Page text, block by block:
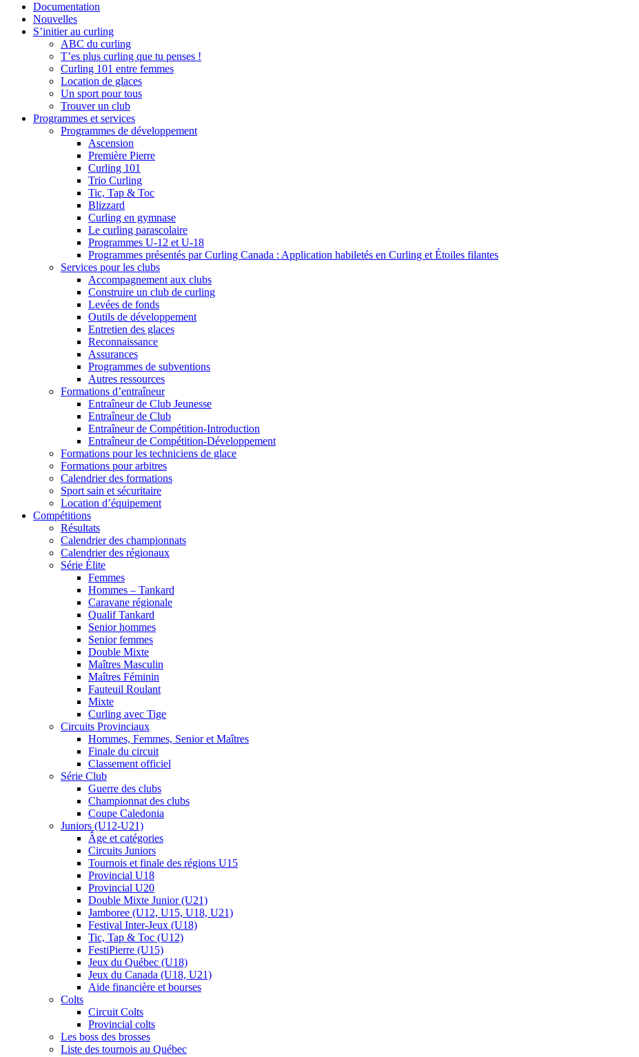
Documentation
Nouvelles
S’initier au curling
ABC du curling
T’es plus curling que tu penses !
Curling 101 entre femmes
Location de glaces
Un sport pour tous
Trouver un club
Programmes et services
Programmes de développement
Ascension
Première Pierre
Curling 101
Trio Curling
Tic, Tap & Toc
Blizzard
Curling en gymnase
Le curling parascolaire
Programmes U-12 et U-18
Programmes présentés par Curling Canada : Application habiletés en Curling et Étoiles filantes
Services pour les clubs
Accompagnement aux clubs
Construire un club de curling
Levées de fonds
Outils de développement
Entretien des glaces
Reconnaissance
Assurances
Programmes de subventions
Autres ressources
Formations d’entraîneur
Entraîneur de Club Jeunesse
Entraîneur de Club
Entraîneur de Compétition-Introduction
Entraîneur de Compétition-Développement
Formations pour les techniciens de glace
Formations pour arbitres
Calendrier des formations
Sport sain et sécuritaire
Location d’équipement
Compétitions
Résultats
Calendrier des championnats
Calendrier des régionaux
Série Élite
Femmes
Hommes – Tankard
Caravane régionale
Qualif Tankard
Senior hommes
Senior femmes
Double Mixte
Maîtres Masculin
Maîtres Féminin
Fauteuil Roulant
Mixte
Curling avec Tige
Circuits Provinciaux
Hommes, Femmes, Senior et Maîtres
Finale du circuit
Classement officiel
Série Club
Guerre des clubs
Championnat des clubs
Coupe Caledonia
Juniors (U12-U21)
Âge et catégories
Circuits Juniors
Tournois et finale des régions U15
Provincial U18
Provincial U20
Double Mixte Junior (U21)
Jamboree (U12, U15, U18, U21)
Festival Inter-Jeux (U18)
Tic, Tap & Toc (U12)
FestiPierre (U15)
Jeux du Québec (U18)
Jeux du Canada (U18, U21)
Aide financière et bourses
Colts
Circuit Colts
Provincial colts
Les boss des brosses
Liste des tournois au Québec